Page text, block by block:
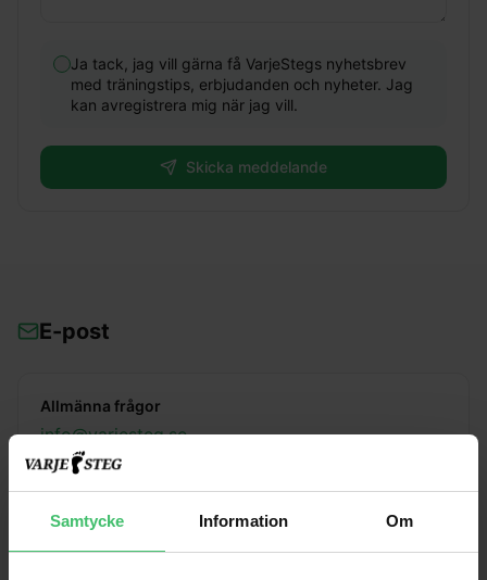
Samtycke Information Om
Ja tack, jag vill gärna få VarjeStegs nyhetsbrev
med träningstips, erbjudanden och nyheter. Jag
kan avregistrera mig när jag vill.
Skicka meddelande
E-post
Allmänna frågor
info@varjesteg.se
Telefon